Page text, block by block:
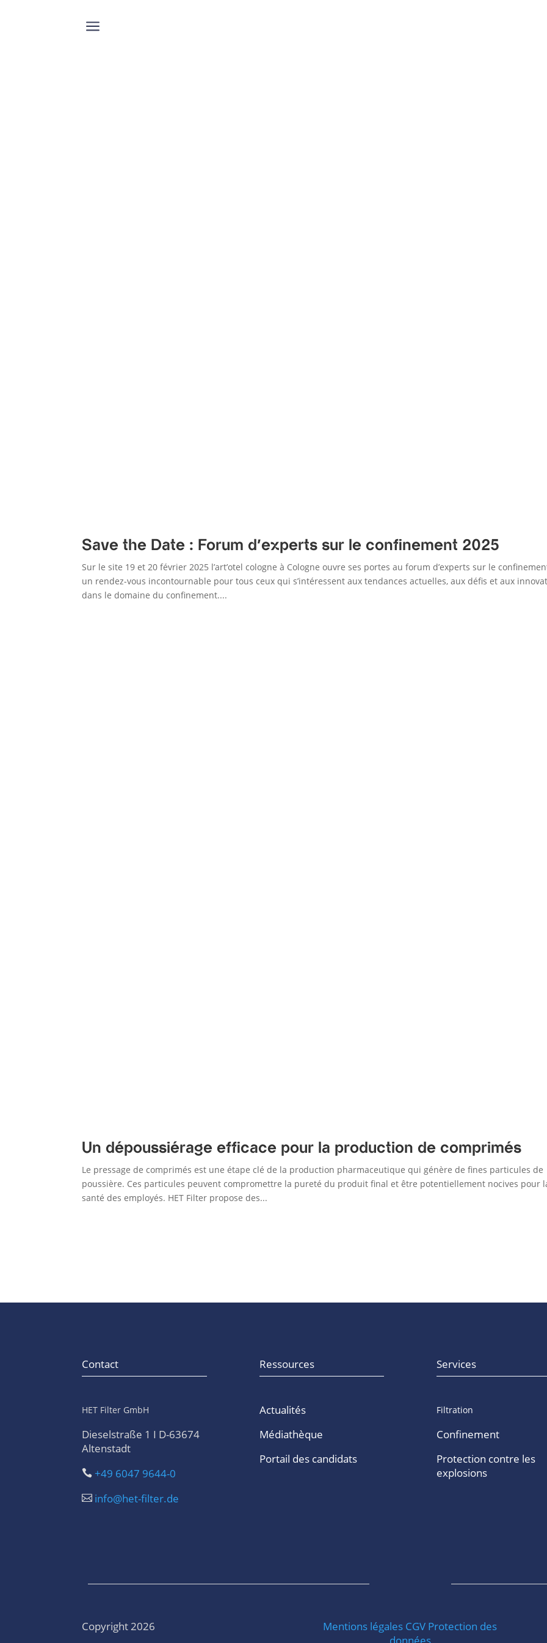
a
Save the Date : Forum d’experts sur le confinement 2025
Sur le site 19 et 20 février 2025 l’art’otel cologne à Cologne ouvre ses portes au forum d’experts sur le
un rendez-vous incontournable pour tous ceux qui s’intéressent aux tendances actuelles, aux défis et aux
dans le domaine du confinement....
Un dépoussiérage efficace pour la production de comprimés
Le pressage de comprimés est une étape clé de la production pharmaceutique qui génère de fines particules de
poussière. Ces particules peuvent compromettre la pureté du produit final et être potentiellement nocives pour
santé des employés. HET Filter propose des...
Contact
HET Filter GmbH
Dieselstraße 1 I D-63674
Altenstadt
 +49 6047 9644-0
 info@het-filter.de
Ressources
Actualités
Médiathèque
Portail des candidats
Services
Filtration
Confinement
Protection contre les
explosions
Copyright 2026 Mentions légales CGV Protection des